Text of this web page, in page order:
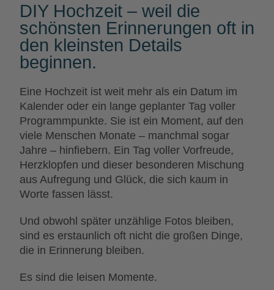
DIY Hochzeit – weil die
schönsten Erinnerungen oft in
den kleinsten Details
beginnen.
Eine Hochzeit ist weit mehr als ein Datum im
Kalender oder ein lange geplanter Tag voller
Programmpunkte. Sie ist ein Moment, auf den
viele Menschen Monate – manchmal sogar
Jahre – hinfiebern. Ein Tag voller Vorfreude,
Herzklopfen und dieser besonderen Mischung
aus Aufregung und Glück, die sich kaum in
Worte fassen lässt.
Und obwohl später unzählige Fotos bleiben,
sind es erstaunlich oft nicht die großen Dinge,
die in Erinnerung bleiben.
Es sind die leisen Momente.